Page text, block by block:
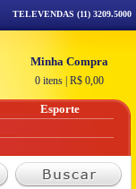
TELEVENDAS (11) 3209.5000
Minha Compra
0 itens R$ 0,00
Esporte